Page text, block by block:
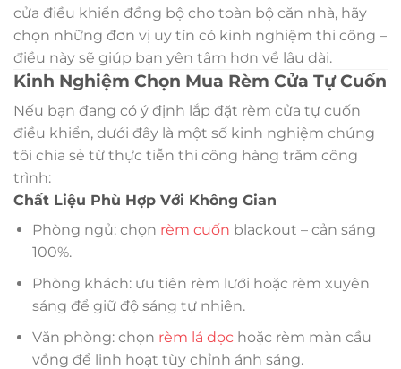
cửa điều khiển đồng bộ cho toàn bộ căn nhà, hãy
chọn những đơn vị uy tín có kinh nghiệm thi công –
điều này sẽ giúp bạn yên tâm hơn về lâu dài.
Kinh Nghiệm Chọn Mua Rèm Cửa Tự Cuốn
Nếu bạn đang có ý định lắp đặt rèm cửa tự cuốn
điều khiển, dưới đây là một số kinh nghiệm chúng
tôi chia sẻ từ thực tiễn thi công hàng trăm công
trình:
Chất Liệu Phù Hợp Với Không Gian
Phòng ngủ: chọn rèm cuốn blackout – cản sáng
100%.
Phòng khách: ưu tiên rèm lưới hoặc rèm xuyên
sáng để giữ độ sáng tự nhiên.
Văn phòng: chọn rèm lá dọchoặc rèm màn cầu
vồng để linh hoạt tùy chỉnh ánh sáng.